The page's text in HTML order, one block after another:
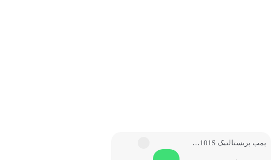
پمپ پریستالتیک BT101S لیدفلوید